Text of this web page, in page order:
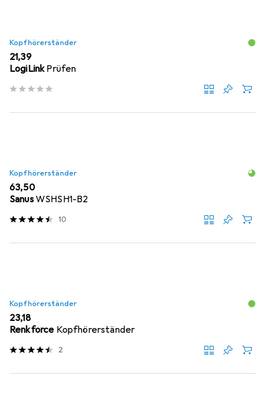
Kopfhörerständer
EUR
21,39
LogiLinkPrüfen
Kopfhörerständer
EUR
63,50
SanusWSHSH1-B2
10
Kopfhörerständer
EUR
23,18
Renkforce Kopfhörerständer
2